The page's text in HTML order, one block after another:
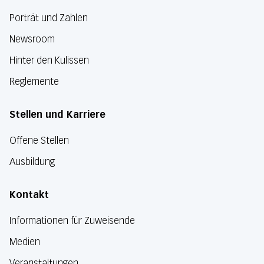
Porträt und Zahlen
Newsroom
Hinter den Kulissen
Reglemente
Stellen und Karriere
Offene Stellen
Ausbildung
Kontakt
Informationen für Zuweisende
Medien